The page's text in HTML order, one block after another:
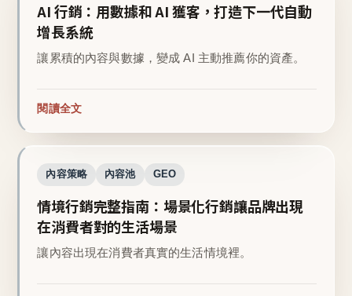
AI 行銷：用數據和 AI 獲客，打造下一代自動
增長系統
讓累積的內容與數據，變成 AI 主動推薦你的資產。
閱讀全文
內容策略 內容池 GEO
情境行銷完整指南：場景化行銷讓品牌出現
在消費者對的生活場景
讓內容出現在消費者真實的生活情境裡。